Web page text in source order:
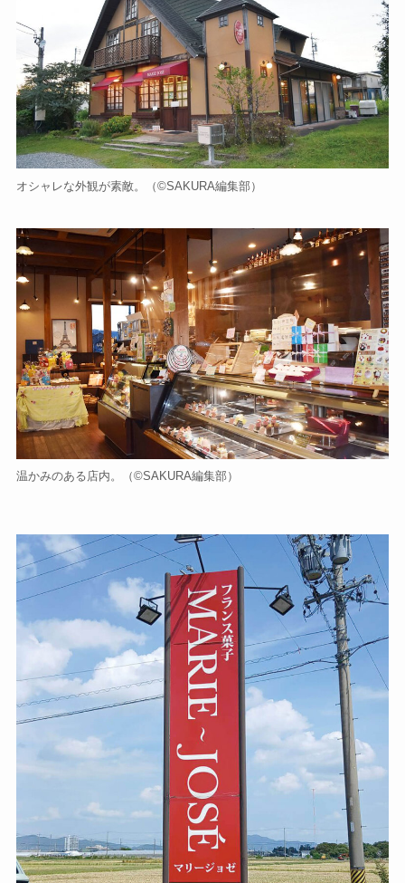
オシャレな外観が素敵。（©️SAKURA編集部）
温かみのある店内。（©️SAKURA編集部）